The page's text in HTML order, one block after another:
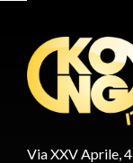
Via XXV Aprile, 4